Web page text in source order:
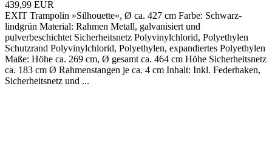
439,99 EUR
EXIT Trampolin »Silhouette«, Ø ca. 427 cm Farbe: Schwarz-
lindgrün Material: Rahmen Metall, galvanisiert und
pulverbeschichtet Sicherheitsnetz Polyvinylchlorid, Polyethylen
Schutzrand Polyvinylchlorid, Polyethylen, expandiertes Polyethylen
Maße: Höhe ca. 269 cm, Ø gesamt ca. 464 cm Höhe Sicherheitsnetz
ca. 183 cm Ø Rahmenstangen je ca. 4 cm Inhalt: Inkl. Federhaken,
Sicherheitsnetz und ...